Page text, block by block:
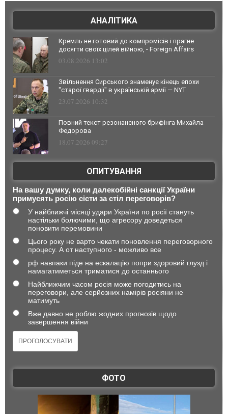
АНАЛІТИКА
Кремль не готовий до компромісів і прагне
досягти своїх цілей війною, - Foreign Affairs
03.08.2026 13:02
Звільнення Сирського знаменує кінець епохи
"старої гвардії" в українській армії — NYT
23.07.2026 10:32
Повний текст резонансного брифінга Михайла
Федорова
18.07.2026 09:27
ОПИТУВАННЯ
На вашу думку, коли далекобійні санкції України
примусять росію сісти за стіл переговорів?
У найближчі місяці удари України по росії стануть
настільки болючими, що агресору доведеться
поновити перемовини
Цього року не варто чекати поновлення переговорного
процесу. А от наступного - можливо все
рф навпаки піде на ескалацію попри здоровий глузд і
намагатиметься триматися до останнього
Найближчим часом росія може погодитись на
переговори, але серйозних намірів росіяни не
матимуть
Вже давно не роблю жодних прогнозів щодо
завершення війни
ФОТО